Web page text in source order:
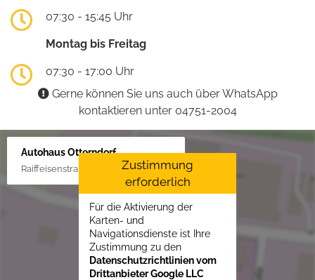
07:30 - 15:45 Uhr
Montag bis Freitag
07:30 - 17:00 Uhr
Gerne können Sie uns auch über WhatsApp
kontaktieren unter 04751-2004
Autohaus Otterndorf
Raiffeisenstraße 1, 21762 Otterndorf
Zustimmung
erforderlich
Für die Aktivierung der
Karten- und
Navigationsdienste ist Ihre
Zustimmung zu den
Datenschutzrichtlinien vom
Drittanbieter Google LLC